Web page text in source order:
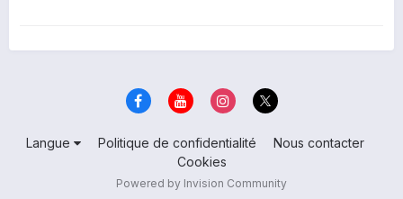
Langue Politique de confidentialité
Nous contacter
Cookies
Powered by Invision Community